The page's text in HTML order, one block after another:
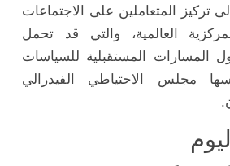
إلى تركيز المتعاملين على الاجتماعات
العالمية، والتي قد تحمل
المسارات المستقبلية للسياسات
مجلس الاحتياطي الفيدرالي